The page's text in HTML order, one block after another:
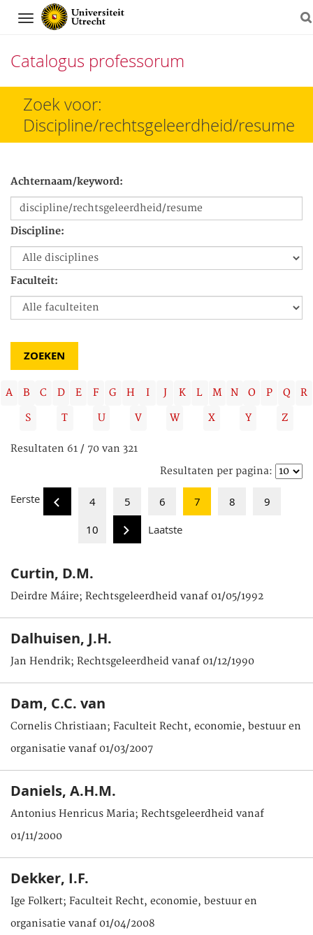
Navigation
Catalogus professorum
Direct
het
Zoek voor:
Discipline/rechtsgeleerdheid/resume
Achternaam/keyword:
Discipline:
Faculteit:
A B C D E F G H I J K L M N O P Q
R
S
T U V W X Y Z
Resultaten 61 / 70 van 321
Resultaten per pagina:
Eerste 4 5 6 7 8
9
10
Laatste
Curtin, D.M.
Deirdre Máire; Rechtsgeleerdheid vanaf 01/05/1992
Dalhuisen, J.H.
Jan Hendrik; Rechtsgeleerdheid vanaf 01/12/1990
Dam, C.C. van
Cornelis Christiaan; Faculteit Recht, economie, bestuur en
organisatie vanaf 01/03/2007
Daniels, A.H.M.
Antonius Henricus Maria; Rechtsgeleerdheid vanaf
01/11/2000
Dekker, I.F.
Ige Folkert; Faculteit Recht, economie, bestuur en
organisatie vanaf 01/04/2008